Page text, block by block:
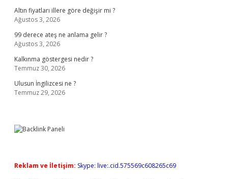
Altın fiyatları illere göre değişir mi ?
Ağustos 3, 2026
99 derece ateş ne anlama gelir ?
Ağustos 3, 2026
Kalkınma göstergesi nedir ?
Temmuz 30, 2026
Ulusun İngilizcesi ne ?
Temmuz 29, 2026
Reklam ve İletişim: Skype: live:.cid.575569c608265c69